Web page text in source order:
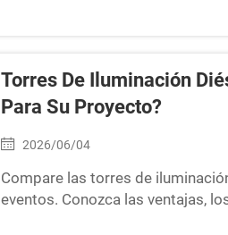
Torres De Iluminación
Para Su Proyecto?
2026/06/04
Compare las torres de
eventos. Conozca las ventajas,